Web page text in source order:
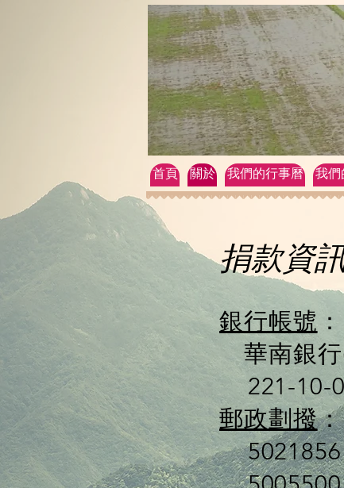
首頁 關於 我們的行事曆 我們
捐款資
銀行帳號 ：
華南銀行
221-10-
郵政劃撥：
50218561